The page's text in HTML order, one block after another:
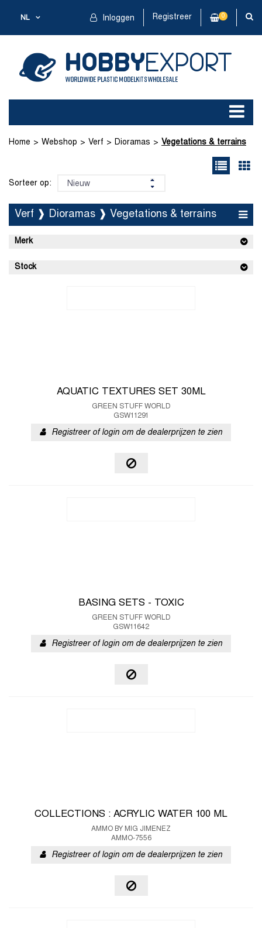
NL Inloggen Registreer 0
Home Webshop Verf Dioramas Vegetations & terrains
Sorteer op:
Verf ❱ Dioramas ❱ Vegetations & terrains
Merk
Stock
AQUATIC TEXTURES SET 30ML
GREEN STUFF WORLD
GSW11291
Registreer of login om de dealerprijzen te zien
BASING SETS - TOXIC
GREEN STUFF WORLD
GSW11642
Registreer of login om de dealerprijzen te zien
COLLECTIONS : ACRYLIC WATER 100 ML
AMMO BY MIG JIMENEZ
AMMO-7556
Registreer of login om de dealerprijzen te zien